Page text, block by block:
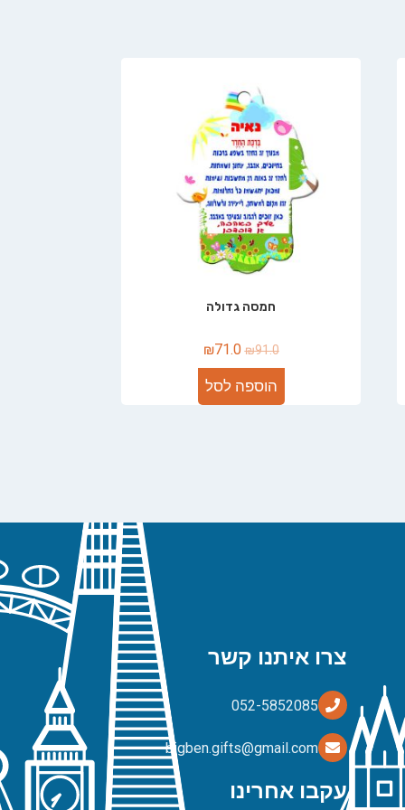
חמסה גדולה
₪91.0
₪71.0
הוספה לסל
צרו איתנו קשר
bigben.gifts@gmail.com
עקבו אחרינו